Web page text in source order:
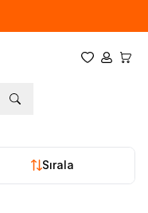
Favorilerim
Hesabım
Sırala